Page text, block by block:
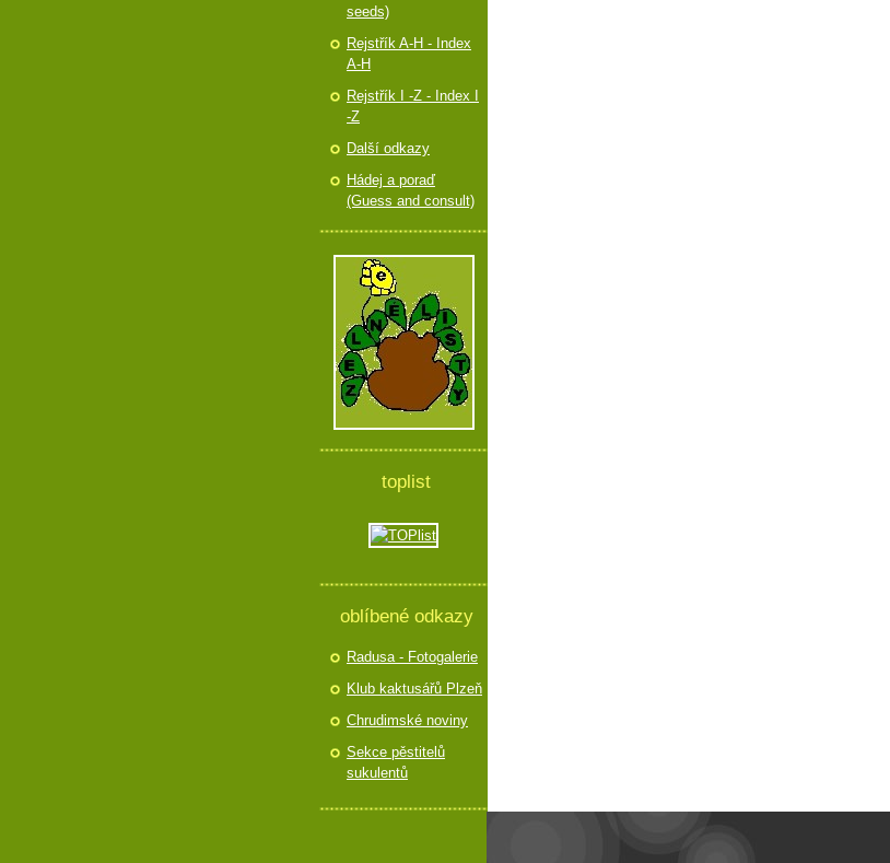
seeds)
Rejstřík A-H - Index
A-H
Rejstřík I -Z - Index I
-Z
Další odkazy
Hádej a poraď
(Guess and consult)
toplist
oblíbené odkazy
Radusa - Fotogalerie
Klub kaktusářů Plzeň
Chrudimské noviny
Sekce pěstitelů
sukulentů